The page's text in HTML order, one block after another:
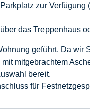
zur
das Treppenhaus
geführt. Da wir
mitgebrachtem
bereit.
für